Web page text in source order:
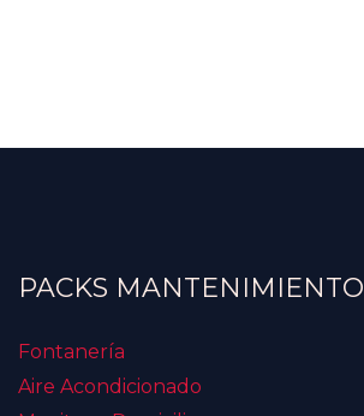
PACKS MANTENIMIENTO
Fontanería
Aire Acondicionado